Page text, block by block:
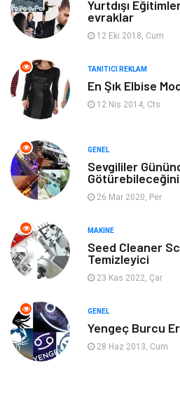
Elektronik
Giyim
Ev Dekorasyon
Anne & Çocuk
Ev İşleri
Gençlik & Eğlence
Mobilya
Evlilik Rehberi
Astroloji
Yurtdışı
evraklar
12 Eki 2018, Cum
TANITICI REKLAM
En Şık Elbise
12 Nis 2014, Cts
GENEL
Sevgililer
26 Mar 2020, Per
MAKINE
Seed Cleaner
Temizleyici
23 Kas 2022, Çar
GENEL
Yengeç Burcu
28 Haz 2013, Cum